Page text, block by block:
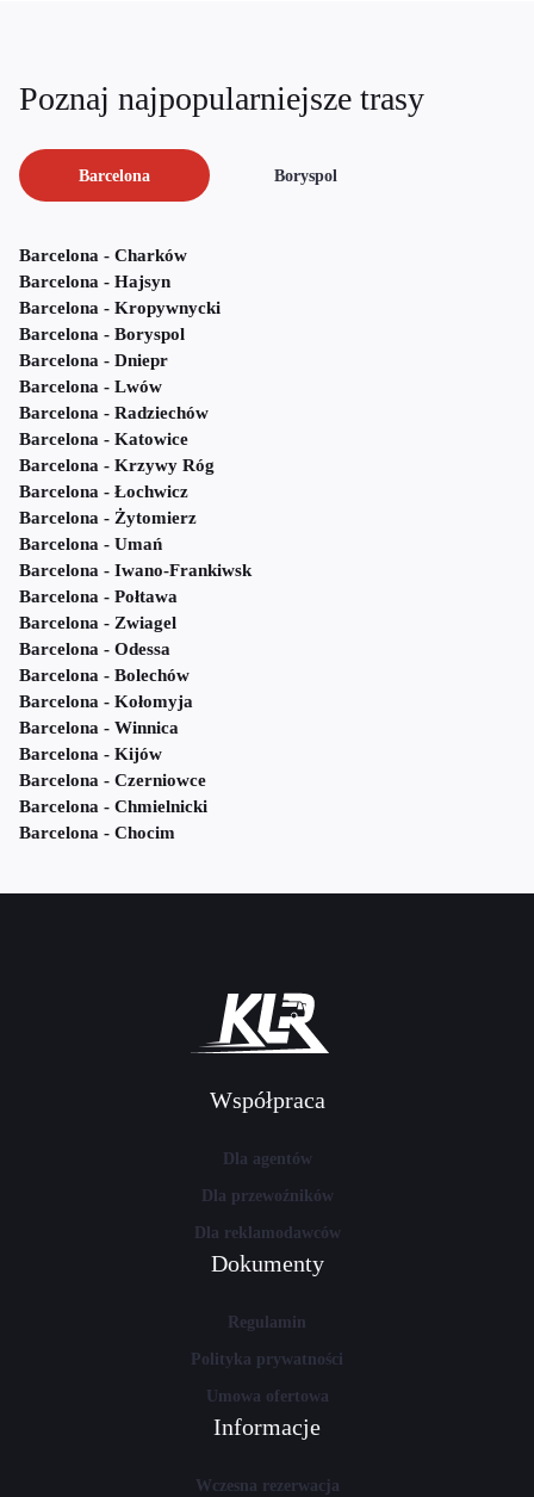
Poznaj najpopularniejsze trasy
Barcelona Boryspol
Barcelona - Charków
Barcelona - Hajsyn
Barcelona - Kropywnycki
Barcelona - Boryspol
Barcelona - Dniepr
Barcelona - Lwów
Barcelona - Radziechów
Barcelona - Katowice
Barcelona - Krzywy Róg
Barcelona - Łochwicz
Barcelona - Żytomierz
Barcelona - Umań
Barcelona - Iwano-Frankiwsk
Barcelona - Połtawa
Barcelona - Zwiagel
Barcelona - Odessa
Barcelona - Bolechów
Barcelona - Kołomyja
Barcelona - Winnica
Barcelona - Kijów
Barcelona - Czerniowce
Barcelona - Chmielnicki
Barcelona - Chocim
Współpraca
Dla agentów
Dla przewoźników
Dla reklamodawców
Dokumenty
Regulamin
Polityka prywatności
Umowa ofertowa
Informacje
Wczesna rezerwacja